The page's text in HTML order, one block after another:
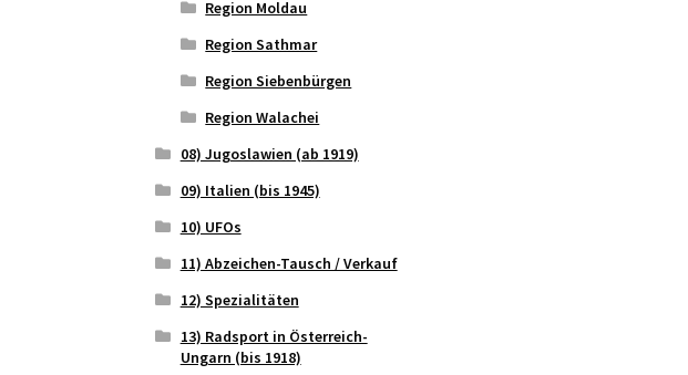
Region Moldau
Region Sathmar
Region Siebenbürgen
Region Walachei
08) Jugoslawien (ab 1919)
09) Italien (bis 1945)
10) UFOs
11) Abzeichen-Tausch / Verkauf
12) Spezialitäten
13) Radsport in Österreich-
Ungarn (bis 1918)